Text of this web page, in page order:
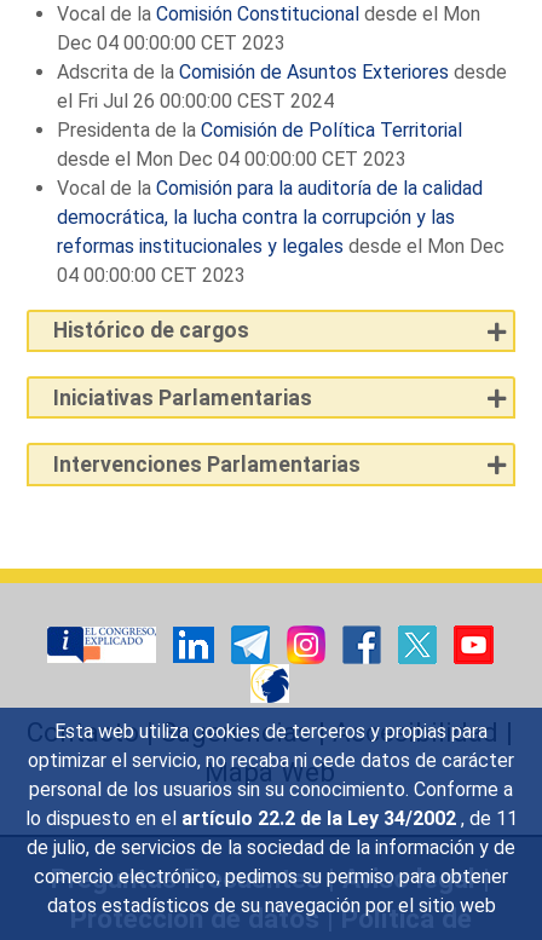
Esta web utiliza cookies de terceros y propias para
optimizar el servicio, no recaba ni cede datos de carácter
personal de los usuarios sin su conocimiento. Conforme a
lo dispuesto en el artículo 22.2 de la Ley 34/2002 , de 11
de julio, de servicios de la sociedad de la información y de
comercio electrónico, pedimos su permiso para obtener
datos estadísticos de su navegación por el sitio web
Vocal de laComisión Constitucional desde el Mon
Dec 04 00:00:00 CET 2023
Adscrita de laComisión de Asuntos Exteriores desde
el Fri Jul 26 00:00:00 CEST 2024
Presidenta de laComisión de Política Territorial
desde el Mon Dec 04 00:00:00 CET 2023
Vocal de laComisión para la auditoría de la calidad
democrática, la lucha contra la corrupción y las
reformas institucionales y legales desde el Mon Dec
04 00:00:00 CET 2023
Histórico de cargos
Iniciativas Parlamentarias
Intervenciones Parlamentarias
Contacto|Sugerencias|Accesibilidad |
Mapa Web
Preguntas Frecuentes|Aviso legal|
Protección de datos|Política de